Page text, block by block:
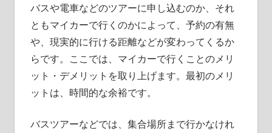
バスや電車などのツアーに申し込むのか、それ
ともマイカーで行くのかによって、予約の有無
や、現実的に行ける距離などが変わってくるか
らです。ここでは、マイカーで行くことのメリ
ット・デメリットを取り上げます。最初のメリ
ットは、時間的な余裕です。
バスツアーなどでは、集合場所まで行かなけれ